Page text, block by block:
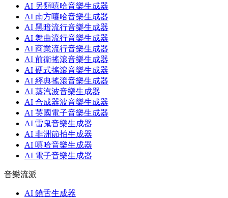
AI 另類嘻哈音樂生成器
AI 南方嘻哈音樂生成器
AI 黑暗流行音樂生成器
AI 舞曲流行音樂生成器
AI 商業流行音樂生成器
AI 前衛搖滾音樂生成器
AI 硬式搖滾音樂生成器
AI 經典搖滾音樂生成器
AI 蒸汽波音樂生成器
AI 合成器波音樂生成器
AI 英國電子音樂生成器
AI 雷鬼音樂生成器
AI 非洲節拍生成器
AI 嘻哈音樂生成器
AI 電子音樂生成器
音樂流派
AI 饒舌生成器